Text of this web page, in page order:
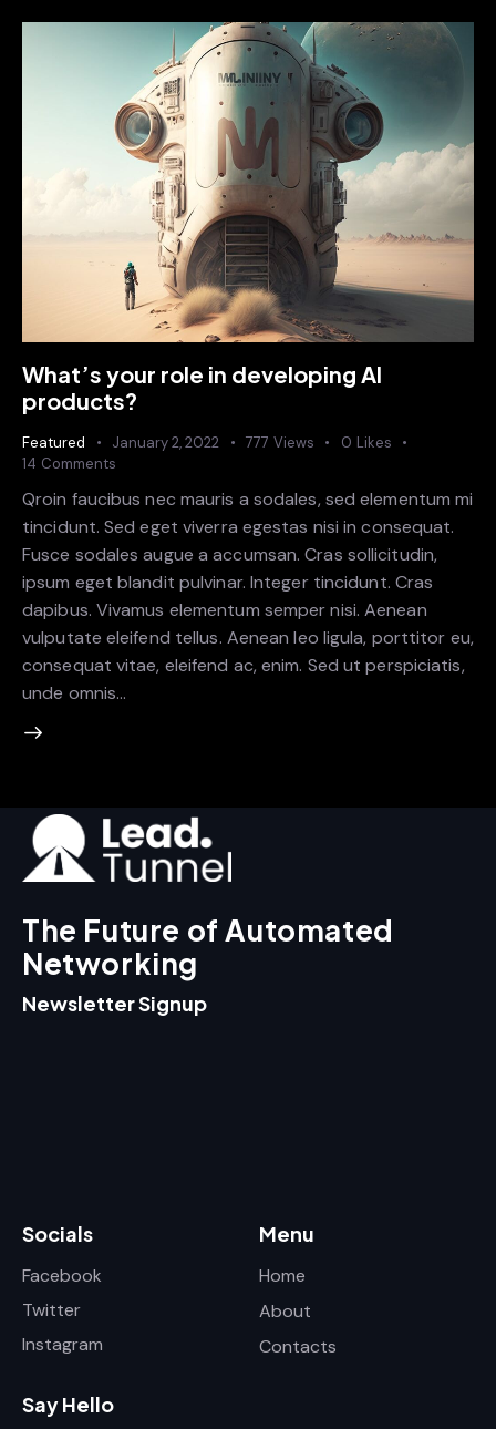
What’s your role in developing AI
products?
Featured January 2, 2022 777 Views 0 Likes
14 Comments
Qroin faucibus nec mauris a sodales, sed elementum mi
tincidunt. Sed eget viverra egestas nisi in consequat.
Fusce sodales augue a accumsan. Cras sollicitudin,
ipsum eget blandit pulvinar. Integer tincidunt. Cras
dapibus. Vivamus elementum semper nisi. Aenean
vulputate eleifend tellus. Aenean leo ligula, porttitor eu,
consequat vitae, eleifend ac, enim. Sed ut perspiciatis,
unde omnis…
The Future of Automated
Networking
Newsletter Signup
Socials
Facebook
Twitter
Instagram
Menu
Home
About
Contacts
Say Hello